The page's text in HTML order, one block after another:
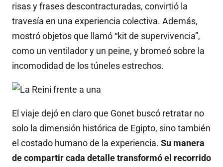
risas y frases descontracturadas, convirtió la
travesía en una experiencia colectiva. Además,
mostró objetos que llamó “kit de supervivencia”,
como un ventilador y un peine, y bromeó sobre la
incomodidad de los túneles estrechos.
El viaje dejó en claro que Gonet buscó retratar no
solo la dimensión histórica de Egipto, sino también
el costado humano de la experiencia. Su manera
de compartir cada detalle transformó el recorrido